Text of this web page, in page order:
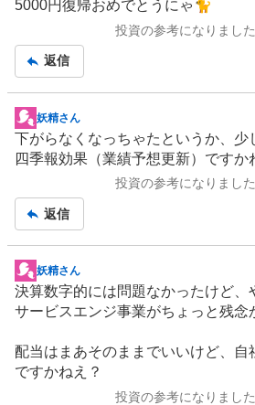
示
事
5000円復帰おめでとうにゃ🐈
投資の参考になりまし
返信
掲
示
板
妖精さん
下がらなくなっちゃたというか、少
四季報効果（業績予想更新）ですか
投資の参考になりまし
返信
掲
示
板
事
妖精さん
決算数字的には問題なかったけど、
サービスエンジ事業がちょっと残念
配当はまあそのままでいいけど、自
ですかねえ？
投資の参考になりまし